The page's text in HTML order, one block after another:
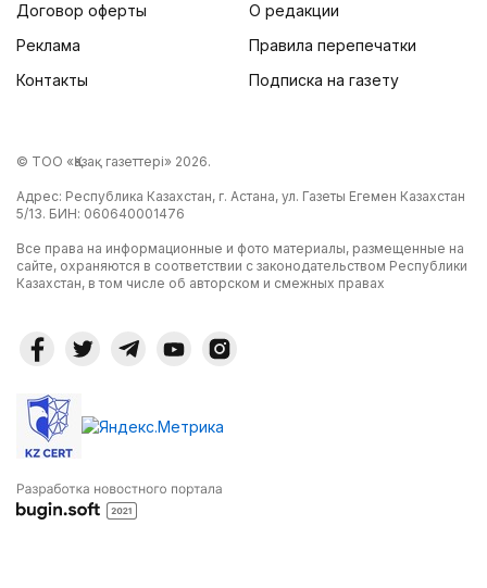
Договор оферты
Реклама
Контакты
О редакции
Правила перепечатки
Подписка на газету
© ТОО «Қазақ газеттері» 2026.
Адрес: Республика Казахстан, г. Астана, ул. Газеты Егемен Казахстан
5/13. БИН: 060640001476
Все права на информационные и фото материалы, размещенные на
сайте, охраняются в соответствии с законодательством Республики
Казахстан, в том числе об авторском и смежных правах